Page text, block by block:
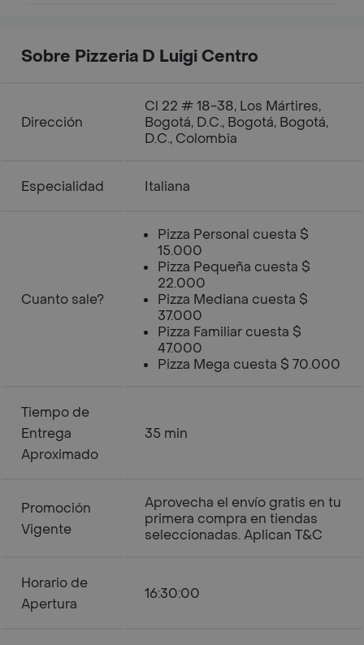
Sobre Pizzeria D Luigi Centro
Dirección
Cl 22 # 18-38, Los Mártires,
Bogotá, D.C., Bogotá, Bogotá,
D.C., Colombia
Especialidad Italiana
Cuanto sale?
Pizza Personal cuesta $
15.000
Pizza Pequeña cuesta $
22.000
Pizza Mediana cuesta $
37.000
Pizza Familiar cuesta $
47.000
Pizza Mega cuesta $ 70.000
Tiempo de
Entrega
Aproximado
35 min
Promoción
Vigente
Aprovecha el envío gratis en tu
primera compra en tiendas
seleccionadas. Aplican T&C
Horario de
Apertura
16:30:00